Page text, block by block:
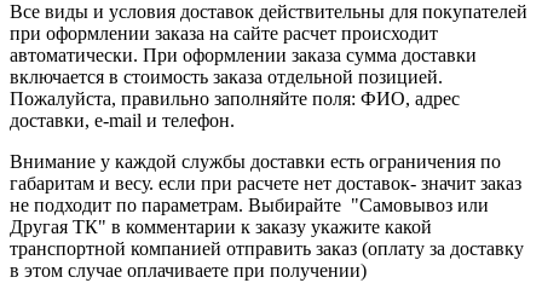
Все виды и условия доставок действительны для покупателей
при оформлении заказа на сайте расчет происходит
автоматически. При оформлении заказа сумма доставки
включается в стоимость заказа отдельной позицией.
Пожалуйста, правильно заполняйте поля: ФИО, адрес
доставки, e-mail и телефон.
Внимание у каждой службы доставки есть ограничения по
габаритам и весу. если при расчете нет доставок- значит заказ
не подходит по параметрам. Выбирайте "Самовывоз или
Другая ТК" в комментарии к заказу укажите какой
транспортной компанией отправить заказ (оплату за доставку
в этом случае оплачиваете при получении)